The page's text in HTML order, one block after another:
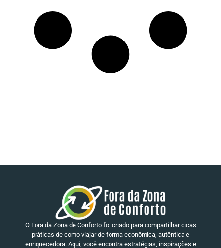
O Fora da Zona de Conforto foi criado para compartilhar dicas
práticas de como viajar de forma econômica, autêntica e
enriquecedora. Aqui, você encontra estratégias, inspirações e